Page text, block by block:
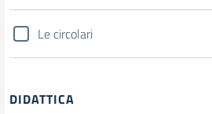
Le circolari
DIDATTICA